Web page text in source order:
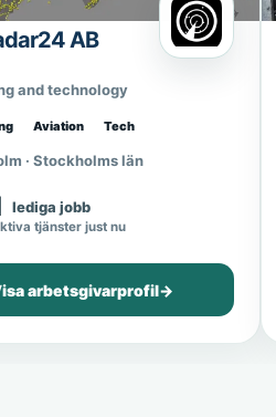
AB
and technology
Aviation Tech
· Stockholms län
lediga jobb
tjänster just nu
arbetsgivarprofil→